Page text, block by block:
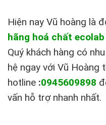
Hiện nay Vũ hoàng là
hãng hoá chất ecolab
Quý khách hàng có
hệ ngay với Vũ Hoàng
hotline :0945609898
vấn hỗ trợ nhanh nhất.